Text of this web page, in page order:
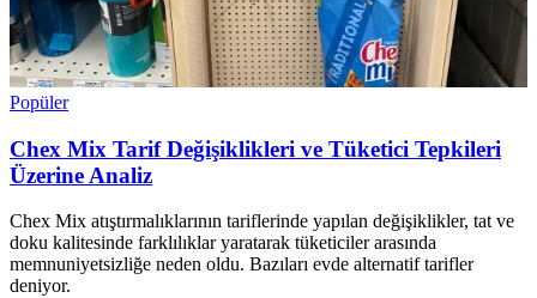
Popüler
Chex Mix Tarif Değişiklikleri ve Tüketici Tepkileri
Üzerine Analiz
Chex Mix atıştırmalıklarının tariflerinde yapılan değişiklikler, tat ve
doku kalitesinde farklılıklar yaratarak tüketiciler arasında
memnuniyetsizliğe neden oldu. Bazıları evde alternatif tarifler
deniyor.